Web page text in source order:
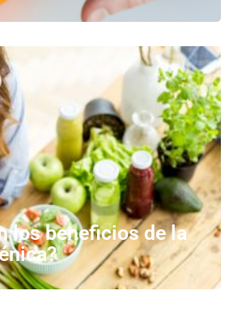
los beneficios de la